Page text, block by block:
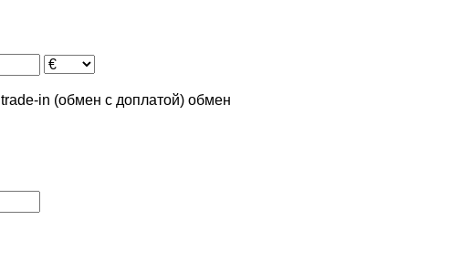
trade-in (обмен с доплатой) обмен